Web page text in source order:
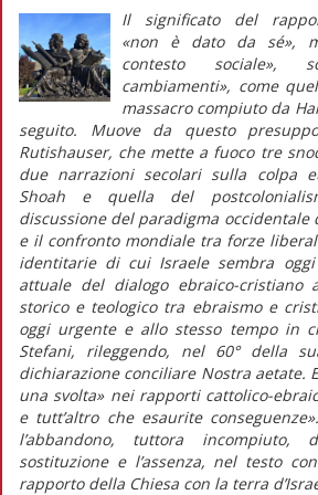
Il significato del
«non è dato da sé»,
contesto sociale»,
cambiamenti», come
massacro compiuto da
seguito. Muove da questo
Rutishauser, che mette a fuoco tre
due narrazioni secolari sulla colpa
Shoah e quella del
discussione del paradigma occidentale
e il confronto mondiale tra forze
identitarie di cui Israele sembra
attuale del dialogo ebraico-cristiano
storico e teologico tra ebraismo e
oggi urgente e allo stesso tempo in
Stefani, rileggendo, nel 60° della
dichiarazione conciliare Nostra aetate.
una svolta» nei rapporti cattolico-
e tutt’altro che esaurite
l’abbandono, tuttora incompiuto,
sostituzione e l’assenza, nel testo
rapporto della Chiesa con la terra